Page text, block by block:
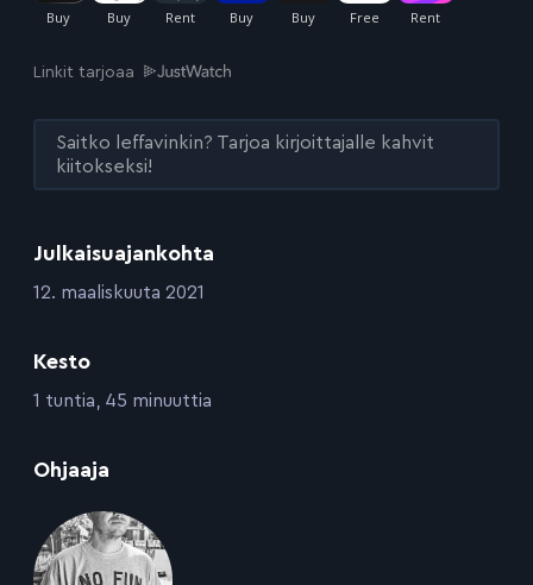
Julkaisuajankohta
:12. maaliskuuta 2021
Kesto
:1 tuntia, 45 minuuttia
Ohjaaja
Linkit tarjoaa
Saitko leffavinkin? Tarjoa kirjoittajalle kahvit
kiitokseksi!